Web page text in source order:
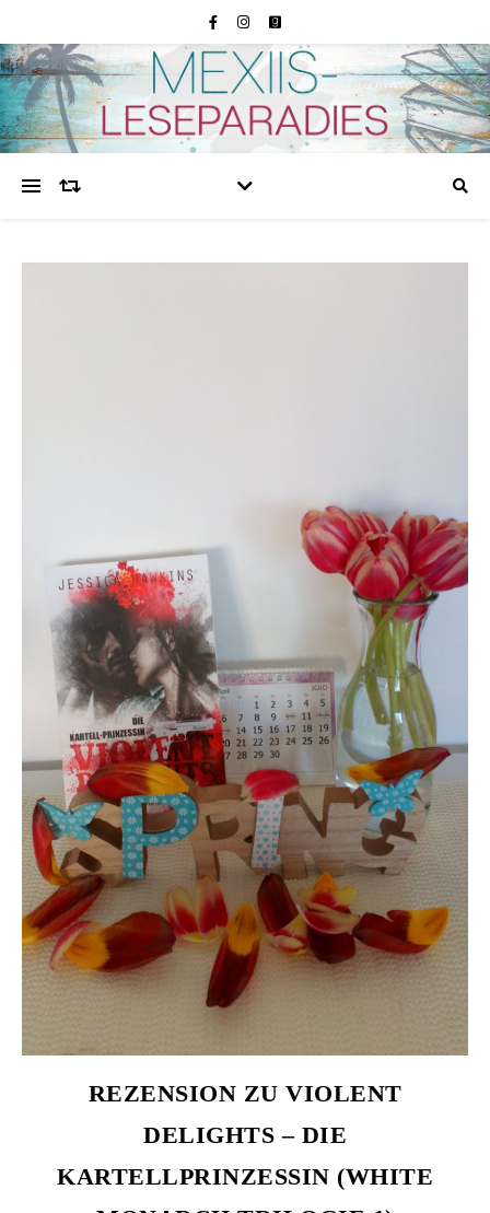
REZENSION ZU VIOLENT
DELIGHTS – DIE
KARTELLPRINZESSIN (WHITE